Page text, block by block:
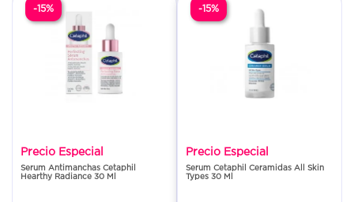
Precio Especial
Serum Antimanchas Cetaphil
Hearthy Radiance 30 Ml
-15%
Precio Especial
Serum Cetaphil Ceramidas All Skin
Types 30 Ml
-15%